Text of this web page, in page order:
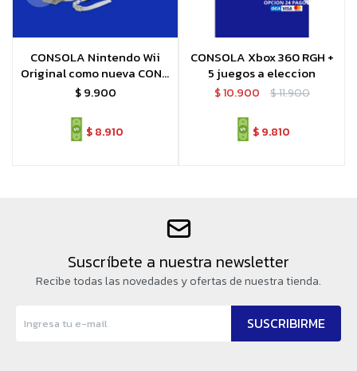
CONSOLA Nintendo Wii
Original como nueva CON 2
JUEGOS ORIGINALES
$ 9.900
$8.910
CONSOLA Xbox 360 RGH +
5 juegos a eleccion
$10.900 $11.900
$9.810
Suscríbete a nuestra newsletter
Recibe todas las novedades y ofertas de nuestra tienda.
SUSCRIBIRME